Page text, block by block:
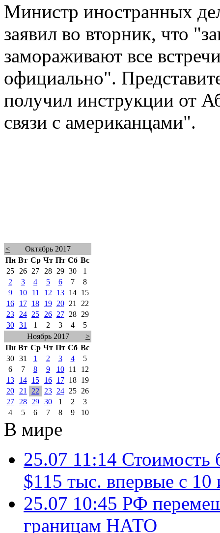
Министр иностранных
заявил во вторник, что
замораживают все
официально".
получил инструкции от
связи с американцами".
<
Октябрь 2017
Пн Вт Ср Чт Пт Сб Вс
25
26 27 28 29 30
1
2
3 4 5 6 7
8
9
10 11 12 13 14
15
16
17 18 19 20 21
22
23
24 25 26 27 28
29
30 31 1 2 3 4
5
Ноябрь 2017
>
Пн Вт Ср Чт Пт Сб Вс
30 31 1 2 3 4
5
6
7 8 9 10 11
12
13
14 15 16 17 18
19
20
21 22 23 24 25
26
27
28 29 30 1 2
3
4
5 6 7 8 9 10
В мире
25.07 11:14 Стоимость
$115 тыс. впервые с 10
25.07 10:45 РФ
границам НАТО